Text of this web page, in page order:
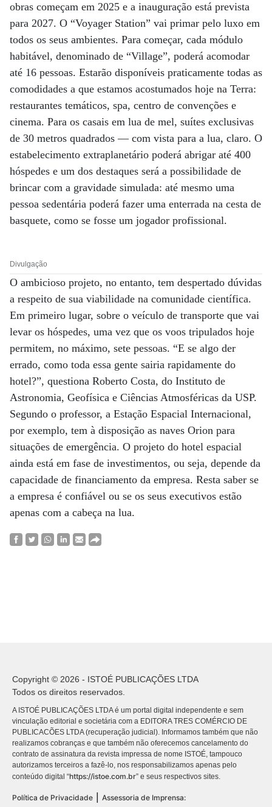
obras começam em 2025 e a inauguração está prevista
para 2027. O “Voyager Station” vai primar pelo luxo em
todos os seus ambientes. Para começar, cada módulo
habitável, denominado de “Village”, poderá acomodar
até 16 pessoas. Estarão disponíveis praticamente todas as
comodidades a que estamos acostumados hoje na Terra:
restaurantes temáticos, spa, centro de convenções e
cinema. Para os casais em lua de mel, suítes exclusivas
de 30 metros quadrados — com vista para a lua, claro. O
estabelecimento extraplanetário poderá abrigar até 400
hóspedes e um dos destaques será a possibilidade de
brincar com a gravidade simulada: até mesmo uma
pessoa sedentária poderá fazer uma enterrada na cesta de
basquete, como se fosse um jogador profissional.
Divulgação
O ambicioso projeto, no entanto, tem despertado dúvidas
a respeito de sua viabilidade na comunidade científica.
Em primeiro lugar, sobre o veículo de transporte que vai
levar os hóspedes, uma vez que os voos tripulados hoje
permitem, no máximo, sete pessoas. “E se algo der
errado, como toda essa gente sairia rapidamente do
hotel?”, questiona Roberto Costa, do Instituto de
Astronomia, Geofísica e Ciências Atmosféricas da USP.
Segundo o professor, a Estação Espacial Internacional,
por exemplo, tem à disposição as naves Orion para
situações de emergência. O projeto do hotel espacial
ainda está em fase de investimentos, ou seja, depende da
capacidade de financiamento da empresa. Resta saber se
a empresa é confiável ou se os seus executivos estão
apenas com a cabeça na lua.
Copyright © 2026 - ISTOÉ PUBLICAÇÕES LTDA
Todos os direitos reservados.
A ISTOÉ PUBLICAÇÕES LTDA é um portal digital independente e sem
vinculação editorial e societária com a EDITORA TRES COMÉRCIO DE
PUBLICACÕES LTDA (recuperação judicial). Informamos também que não
realizamos cobranças e que também não oferecemos cancelamento do
contrato de assinatura da revista impressa de nome ISTOÉ, tampouco
autorizamos terceiros a fazê-lo, nos responsabilizamos apenas pelo
conteúdo digital “https://istoe.com.br” e seus respectivos sites.
Política de Privacidade Assessoria de Imprensa: